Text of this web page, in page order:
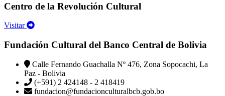
Centro de la Revolución Cultural
Visitar
Fundación Cultural del Banco Central de Bolivia
Calle Fernando Guachalla Nº 476, Zona Sopocachi, La
Paz - Bolivia
(+591) 2 424148 - 2 418419
fundacion@fundacionculturalbcb.gob.bo